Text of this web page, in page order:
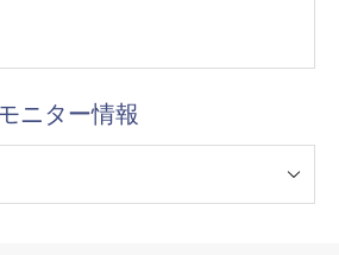
ニター情報